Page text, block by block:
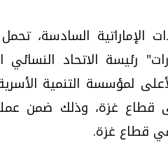
الإماراتية السادسة،
رئيسة الاتحاد
لمؤسسة التنمية
قطاع غزة.